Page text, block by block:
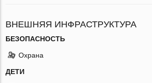
ВНЕШНЯЯ ИНФРАСТРУКТУРА
БЕЗОПАСНОСТЬ
Охрана
ДЕТИ